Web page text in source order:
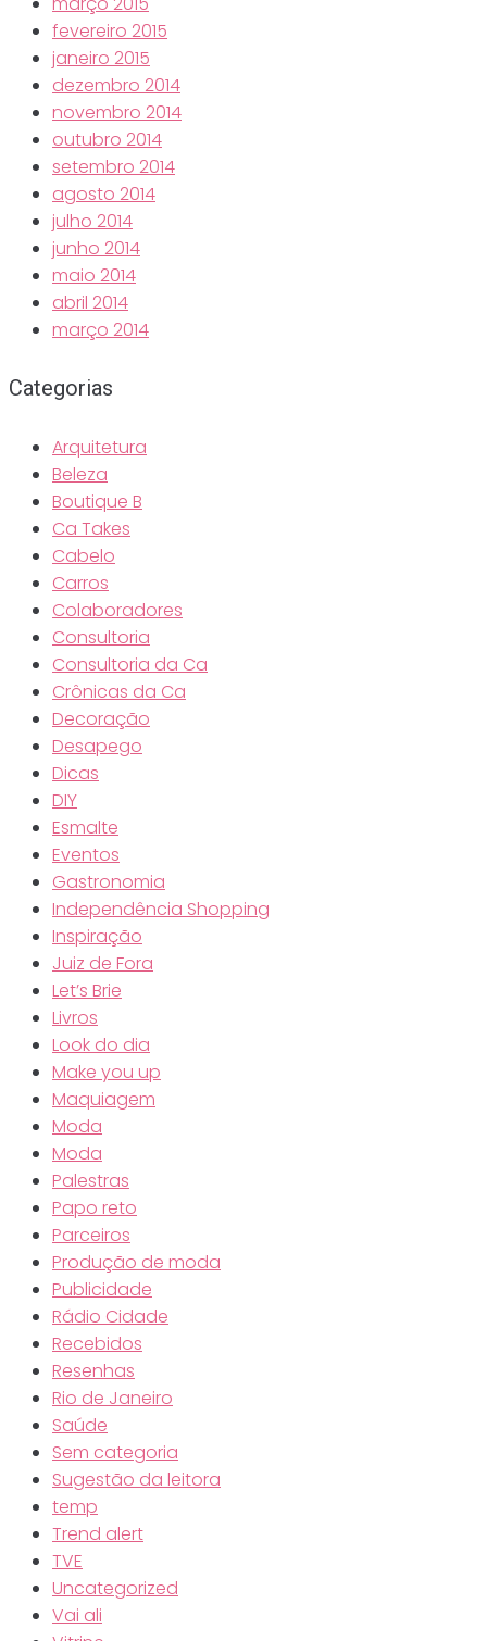
fevereiro 2015
janeiro 2015
dezembro 2014
novembro 2014
outubro 2014
setembro 2014
agosto 2014
julho 2014
junho 2014
maio 2014
abril 2014
março 2014
Categorias
Arquitetura
Beleza
Boutique B
Ca Takes
Cabelo
Carros
Colaboradores
Consultoria
Consultoria da Ca
Crônicas da Ca
Decoração
Desapego
Dicas
DIY
Esmalte
Eventos
Gastronomia
Independência Shopping
Inspiração
Juiz de Fora
Let’s Brie
Livros
Look do dia
Make you up
Maquiagem
Moda
Moda
Palestras
Papo reto
Parceiros
Produção de moda
Publicidade
Rádio Cidade
Recebidos
Resenhas
Rio de Janeiro
Saúde
Sem categoria
Sugestão da leitora
temp
Trend alert
TVE
Uncategorized
Vai ali